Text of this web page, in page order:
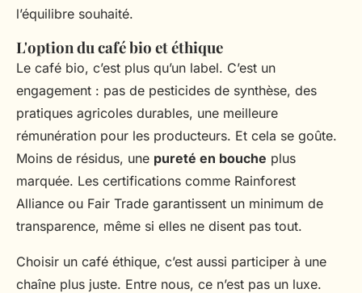
l’équilibre souhaité.
L'option du café bio et éthique
Le café bio, c’est plus qu’un label. C’est un
engagement : pas de pesticides de synthèse, des
pratiques agricoles durables, une meilleure
rémunération pour les producteurs. Et cela se goûte.
Moins de résidus, une pureté en bouche plus
marquée. Les certifications comme Rainforest
Alliance ou Fair Trade garantissent un minimum de
transparence, même si elles ne disent pas tout.
Choisir un café éthique, c’est aussi participer à une
chaîne plus juste. Entre nous, ce n’est pas un luxe.